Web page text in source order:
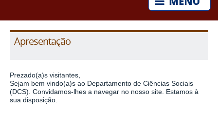
Apresentação
Prezado(a)s visitantes,
Sejam bem vindo(a)s ao Departamento de Ciências Sociais
(DCS). Convidamos-lhes a navegar no nosso site. Estamos à
sua disposição.